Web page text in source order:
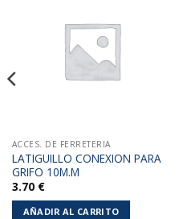
ACCES. DE FERRETERIA
LATIGUILLO CONEXION PARA
GRIFO 10M.M
3.70 €
AÑADIR AL CARRITO